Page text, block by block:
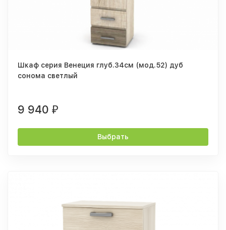
Шкаф серия Венеция глуб.34см (мод.52) дуб
сонома светлый
9 940 ₽
Выбрать